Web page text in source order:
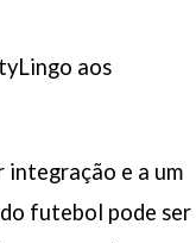
aos
integração e a um
futebol pode ser